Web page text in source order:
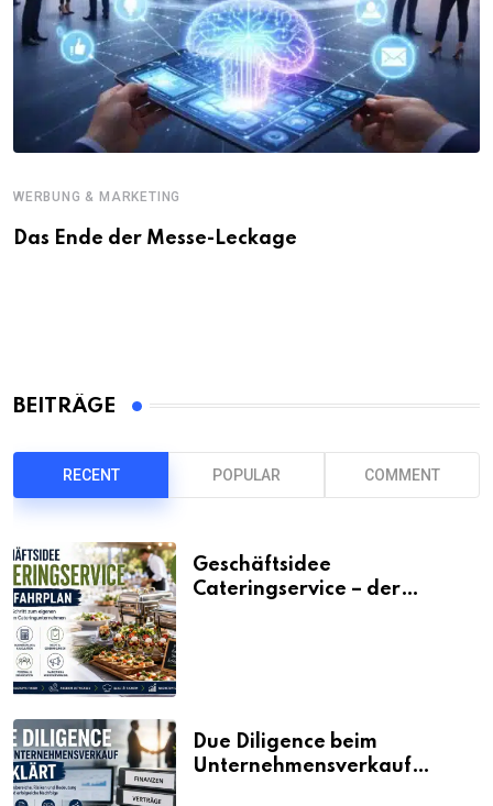
WERBUNG & MARKETING
Das Ende der Messe-Leckage
BEITRÄGE
RECENT POPULAR COMMENT
Geschäftsidee
Cateringservice – der
Due Diligence beim
Unternehmensverkauf